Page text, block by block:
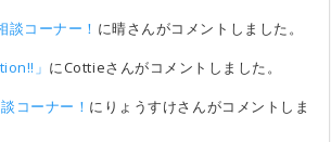
談コーナー！ に晴さんがコメントしました。
」 にCottieさんがコメントしました。
コーナー！ にりょうすけさんがコメントしま